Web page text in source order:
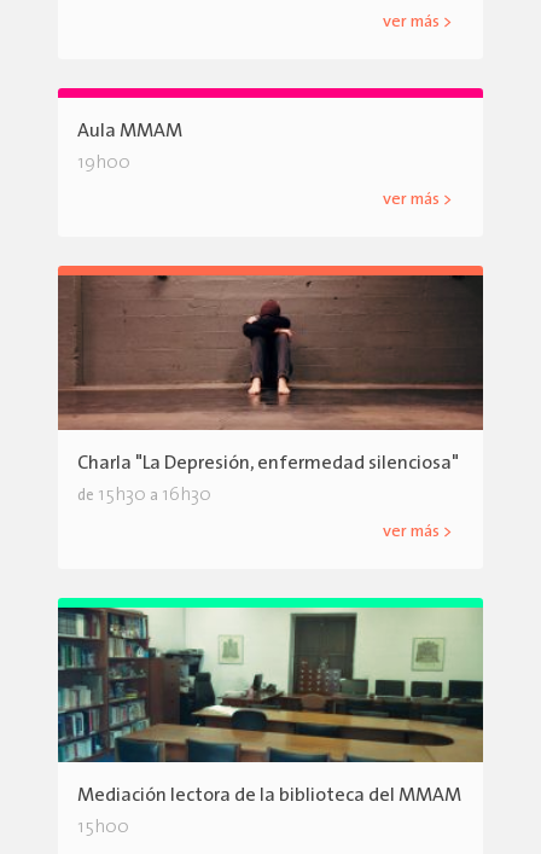
ver más >
Aula MMAM
19h00
ver más >
Charla "La Depresión, enfermedad silenciosa"
de 15h30 a 16h30
ver más >
Mediación lectora de la biblioteca del MMAM
15h00